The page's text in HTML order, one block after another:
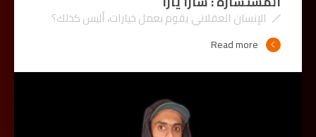
الإنسان العقلاني يقوم بعمل خيارات، أليس كذلك؟
Read more